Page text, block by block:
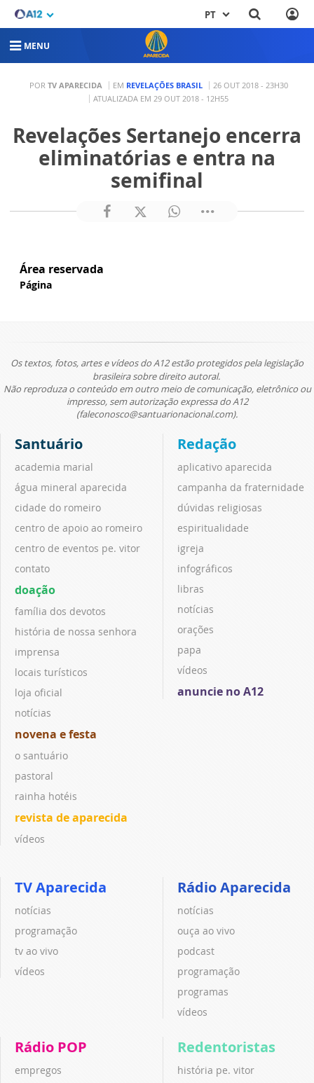
PT
MENU
POR TV APARECIDA EM REVELAÇÕES BRASIL
26 OUT 2018 - 23H30
ATUALIZADA EM 29 OUT 2018 - 12H55
Revelações Sertanejo encerra
eliminatórias e entra na
semifinal
Área reservada
Página
Os textos, fotos, artes e vídeos do A12 estão protegidos pela legislação
brasileira sobre direito autoral.
Não reproduza o conteúdo em outro meio de comunicação, eletrônico ou
impresso, sem autorização expressa do A12
(faleconosco@santuarionacional.com).
Santuário
academia marial
água mineral aparecida
cidade do romeiro
centro de apoio ao romeiro
centro de eventos pe. vitor
contato
doação
família dos devotos
história de nossa senhora
imprensa
locais turísticos
loja oficial
notícias
novena e festa
o santuário
pastoral
rainha hotéis
revista de aparecida
vídeos
Redação
aplicativo aparecida
campanha da fraternidade
dúvidas religiosas
espiritualidade
igreja
infográficos
libras
notícias
orações
papa
vídeos
anuncie no A12
TV Aparecida
notícias
programação
tv ao vivo
vídeos
Rádio Aparecida
notícias
ouça ao vivo
podcast
programação
programas
vídeos
Rádio POP
empregos
Redentoristas
história pe. vitor